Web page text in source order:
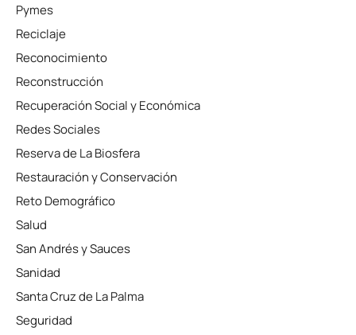
Pymes
Reciclaje
Reconocimiento
Reconstrucción
Recuperación Social y Económica
Redes Sociales
Reserva de La Biosfera
Restauración y Conservación
Reto Demográfico
Salud
San Andrés y Sauces
Sanidad
Santa Cruz de La Palma
Seguridad